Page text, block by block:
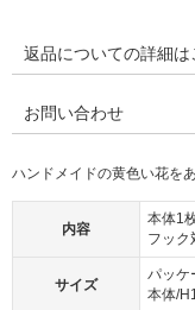
返品についての詳細は
お問い合わせ
ハンドメイドの黄色い花を
内容
本体1
フック
サイズ
パッケ
本体/